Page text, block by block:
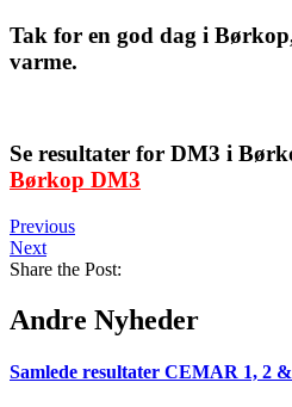
Tak for en god dag i
varme.
Se resultater for DM3 i
Børkop DM3
Previous
Next
Share the Post:
Andre Nyheder
Samlede resultater CEMAR 1, 2